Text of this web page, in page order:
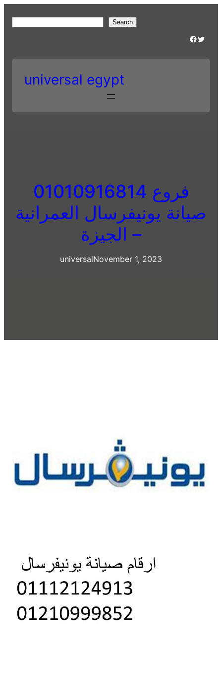
r
Search
Facebook Twitter
universal egypt
01010916814 فروع
صيانة يونيفرسال العمرانية
– الجيزة
universalNovember 1, 2023